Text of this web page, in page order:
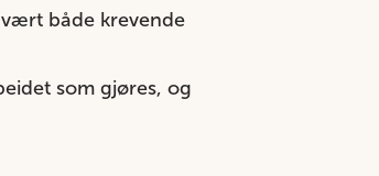
både krevende
som gjøres, og